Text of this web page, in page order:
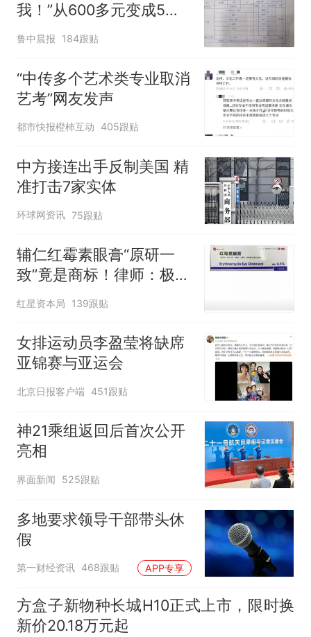
我！”从600多元变成5万
元，57岁保洁阿姨做医美
糊
鲁中晨报 184跟贴
“中传多个艺术类专业取消
艺考”网友发声
都市快报橙柿互动 405跟贴
中方接连出手反制美国 精
准打击7家实体
环球网资讯 75跟贴
辅仁红霉素眼膏“原研一
致”竟是商标！律师：极易
误导消费者，不妥
红星资本局 139跟贴
女排运动员李盈莹将缺席
亚锦赛与亚运会
北京日报客户端 451跟贴
神21乘组返回后首次公开
亮相
界面新闻 525跟贴
多地要求领导干部带头休
假
第一财经资讯 468跟贴 APP专享
方盒子新物种长城H10正式上市，限时换
新价20.18万元起